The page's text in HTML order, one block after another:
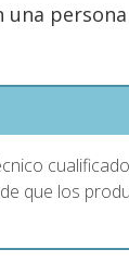
persona
que los